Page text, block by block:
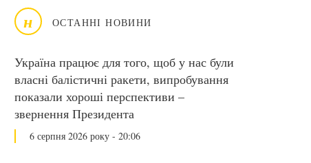
н ОСТАННІ НОВИНИ
Україна працює для того, щоб у нас були
власні балістичні ракети, випробування
показали хороші перспективи –
звернення Президента
6 серпня 2026 року - 20:06